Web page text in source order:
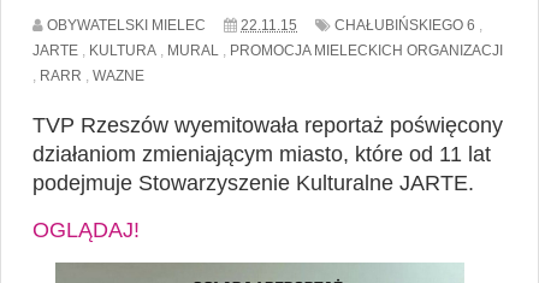
OBYWATELSKI MIELEC 22.11.15 CHAŁUBIŃSKIEGO 6 ,
JARTE , KULTURA , MURAL , PROMOCJA MIELECKICH ORGANIZACJI
, RARR , WAZNE
TVP Rzeszów wyemitowała reportaż poświęcony
działaniom zmieniającym miasto, które od 11 lat
podejmuje Stowarzyszenie Kulturalne JARTE.
OGLĄDAJ!